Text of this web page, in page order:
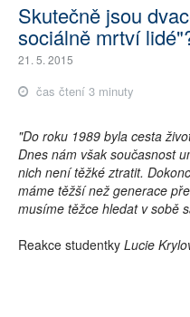
Skutečně jsou
sociálně mrtví
21. 5. 2015
čas čtení 3 minuty
"Do roku 1989 byla cesta
Dnes nám však současnost
nich není těžké ztratit.
máme těžší než generace
musíme těžce hledat v sobě
Reakce studentky Lucie